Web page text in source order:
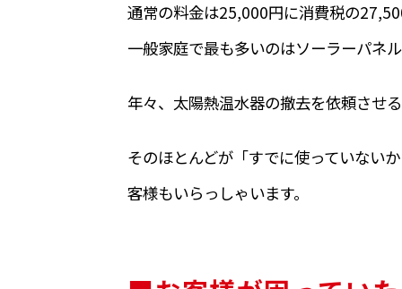
通常の料金は25,000円に消費税の
一般家庭で最も多いのはソーラーパネ
年々、太陽熱温水器の撤去を依頼させ
そのほとんどが「すでに使っていない
客様もいらっしゃいます。